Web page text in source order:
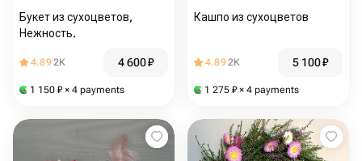
Букет из сухоцветов,
Нежность.️
4.892K 4 600₽
1 150 ₽ × 4 payments
Кашпо из сухоцветов
4.892K 5 100₽
1 275 ₽ × 4 payments